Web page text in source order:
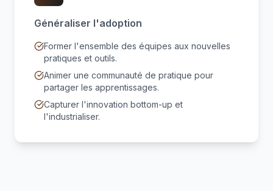
Généraliser l'adoption
Former l'ensemble des équipes aux nouvelles
pratiques et outils.
Animer une communauté de pratique pour
partager les apprentissages.
Capturer l'innovation bottom-up et
l'industrialiser.